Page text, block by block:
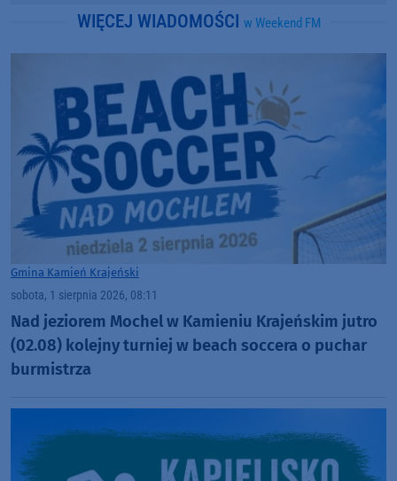
WIĘCEJ WIADOMOŚCI w Weekend FM
Gmina Kamień Krajeński
sobota, 1 sierpnia 2026, 08:11
Nad jeziorem Mochel w Kamieniu Krajeńskim jutro
(02.08) kolejny turniej w beach soccera o puchar
burmistrza